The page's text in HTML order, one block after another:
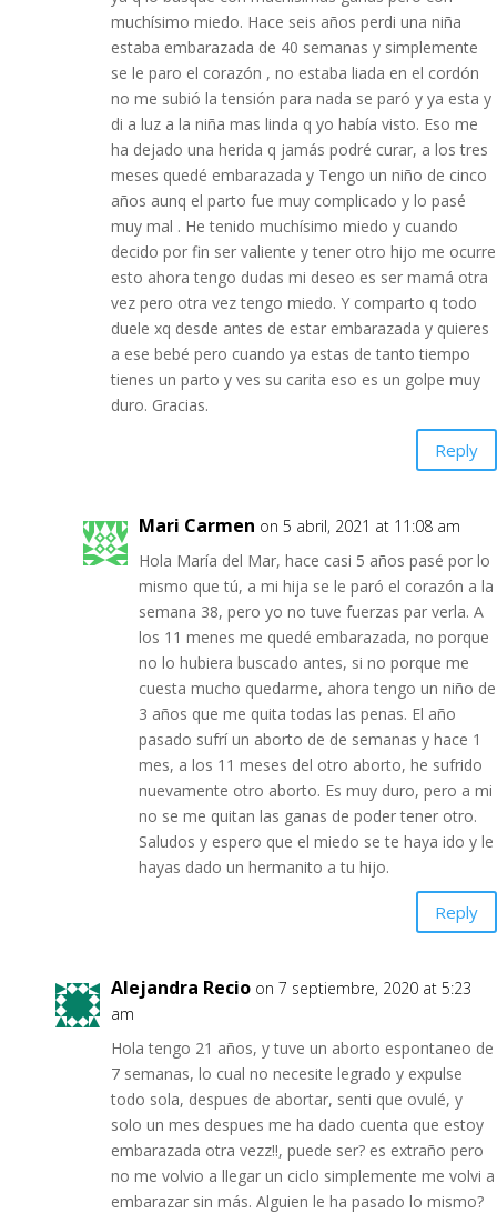
muchísimo miedo. Hace seis años perdi una niña
estaba embarazada de 40 semanas y simplemente
se le paro el corazón , no estaba liada en el cordón
no me subió la tensión para nada se paró y ya esta y
di a luz a la niña mas linda q yo había visto. Eso me
ha dejado una herida q jamás podré curar, a los tres
meses quedé embarazada y Tengo un niño de cinco
años aunq el parto fue muy complicado y lo pasé
muy mal . He tenido muchísimo miedo y cuando
decido por fin ser valiente y tener otro hijo me ocurre
esto ahora tengo dudas mi deseo es ser mamá otra
vez pero otra vez tengo miedo. Y comparto q todo
duele xq desde antes de estar embarazada y quieres
a ese bebé pero cuando ya estas de tanto tiempo
tienes un parto y ves su carita eso es un golpe muy
duro. Gracias.
Reply
Mari Carmen on 5 abril, 2021 at 11:08 am
Hola María del Mar, hace casi 5 años pasé por lo
mismo que tú, a mi hija se le paró el corazón a la
semana 38, pero yo no tuve fuerzas par verla. A
los 11 menes me quedé embarazada, no porque
no lo hubiera buscado antes, si no porque me
cuesta mucho quedarme, ahora tengo un niño de
3 años que me quita todas las penas. El año
pasado sufrí un aborto de de semanas y hace 1
mes, a los 11 meses del otro aborto, he sufrido
nuevamente otro aborto. Es muy duro, pero a mi
no se me quitan las ganas de poder tener otro.
Saludos y espero que el miedo se te haya ido y le
hayas dado un hermanito a tu hijo.
Reply
Alejandra Recio on 7 septiembre, 2020 at 5:23
am
Hola tengo 21 años, y tuve un aborto espontaneo de
7 semanas, lo cual no necesite legrado y expulse
todo sola, despues de abortar, senti que ovulé, y
solo un mes despues me ha dado cuenta que estoy
embarazada otra vezz!!, puede ser? es extraño pero
no me volvio a llegar un ciclo simplemente me volvi a
embarazar sin más. Alguien le ha pasado lo mismo?